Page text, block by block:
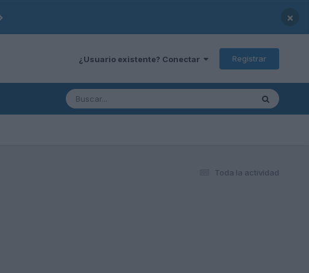
×
¿Usuario existente? Conectar Registrar
Toda la actividad